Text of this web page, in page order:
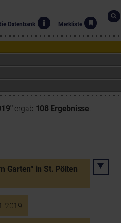
Datenbank Merkliste
ergab 108 Ergebnisse.
Garten“ in St. Pölten